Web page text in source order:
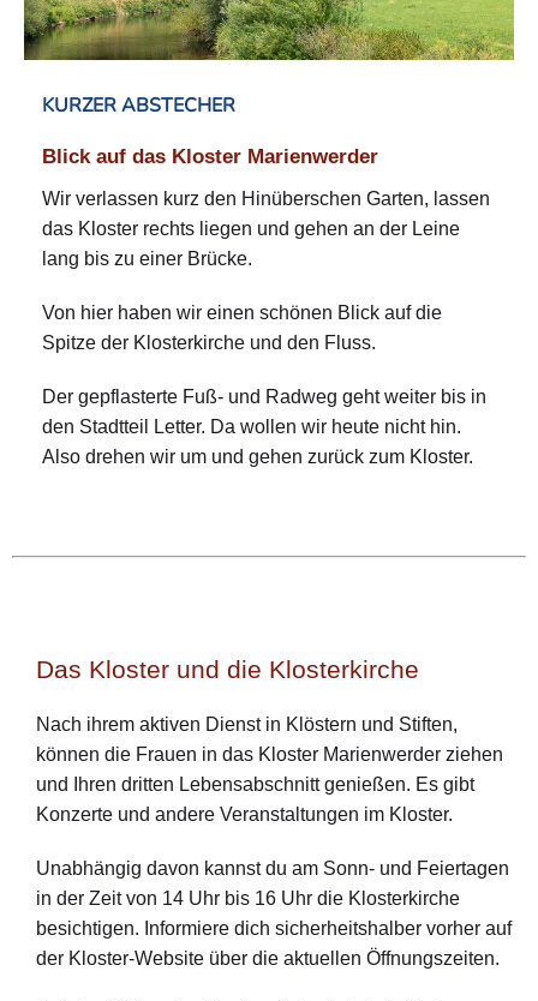
KURZER ABSTECHER
Blick auf das Kloster Marienwerder
Wir verlassen kurz den Hinüberschen Garten, lassen
das Kloster rechts liegen und gehen an der Leine
lang bis zu einer Brücke.
Von hier haben wir einen schönen Blick auf die
Spitze der Klosterkirche und den Fluss.
Der gepflasterte Fuß- und Radweg geht weiter bis in
den Stadtteil Letter. Da wollen wir heute nicht hin.
Also drehen wir um und gehen zurück zum Kloster.
Das Kloster und die Klosterkirche
Nach ihrem aktiven Dienst in Klöstern und Stiften,
können die Frauen in das Kloster Marienwerder ziehen
und Ihren dritten Lebensabschnitt genießen. Es gibt
Konzerte und andere Veranstaltungen im Kloster.
Unabhängig davon kannst du am Sonn- und Feiertagen
in der Zeit von 14 Uhr bis 16 Uhr die Klosterkirche
besichtigen. Informiere dich sicherheitshalber vorher auf
der Kloster-Website über die aktuellen Öffnungszeiten.